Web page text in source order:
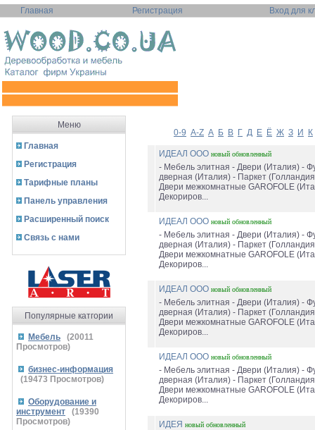
Главная Регистрация Вход для
Меню
Главная
Регистрация
Тарифные планы
Панель управления
Расширенный поиск
Связь с нами
Популярные катгории
Мебель (20011
Просмотров)
бизнес-информация
(19473 Просмотров)
Оборудование и
инструмент
(19390
Просмотров)
0-9 A-Z А Б В Г Д Е Ё Ж З И К
ИДЕАЛ ООО новый обновленный
- Мебель элитная - Двери (Италия) -
дверная (Италия) - Паркет
Двери межкомнатные GAROFOLE
Декориров...
ИДЕАЛ ООО новый обновленный
- Мебель элитная - Двери (Италия) -
дверная (Италия) - Паркет
Двери межкомнатные GAROFOLE
Декориров...
ИДЕАЛ ООО новый обновленный
- Мебель элитная - Двери (Италия) -
дверная (Италия) - Паркет
Двери межкомнатные GAROFOLE
Декориров...
ИДЕАЛ ООО новый обновленный
- Мебель элитная - Двери (Италия) -
дверная (Италия) - Паркет
Двери межкомнатные GAROFOLE
Декориров...
ИДЕЯ новый обновленный